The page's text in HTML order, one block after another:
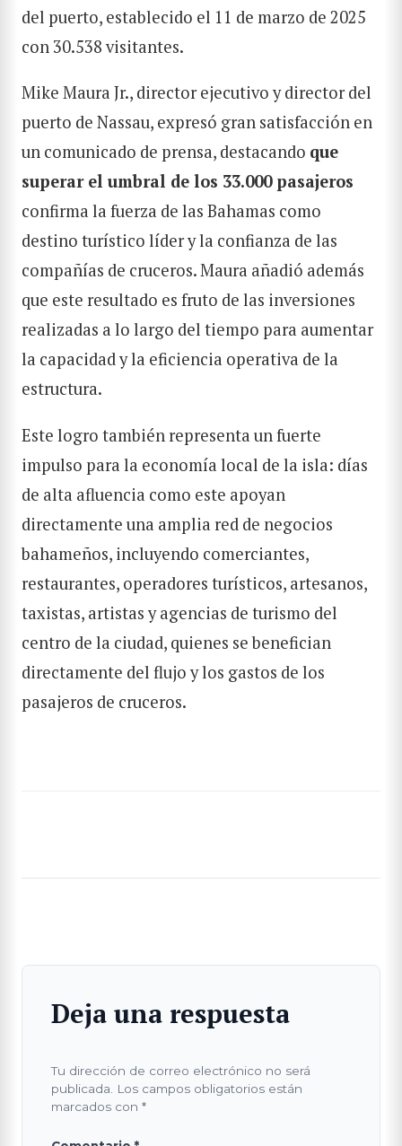
BUSCAR
del puerto, establecido el 11 de marzo de 2025
con 30.538 visitantes.
Mike Maura Jr., director ejecutivo y director del
puerto de Nassau, expresó gran satisfacción en
un comunicado de prensa, destacando que
superar el umbral de los 33.000 pasajeros
confirma la fuerza de las Bahamas como
destino turístico líder y la confianza de las
compañías de cruceros. Maura añadió además
que este resultado es fruto de las inversiones
realizadas a lo largo del tiempo para aumentar
la capacidad y la eficiencia operativa de la
estructura.
Este logro también representa un fuerte
impulso para la economía local de la isla: días
de alta afluencia como este apoyan
directamente una amplia red de negocios
bahameños, incluyendo comerciantes,
restaurantes, operadores turísticos, artesanos,
taxistas, artistas y agencias de turismo del
centro de la ciudad, quienes se benefician
directamente del flujo y los gastos de los
pasajeros de cruceros.
Deja una respuesta
Tu dirección de correo electrónico no será
publicada.
Los campos obligatorios están
marcados con *